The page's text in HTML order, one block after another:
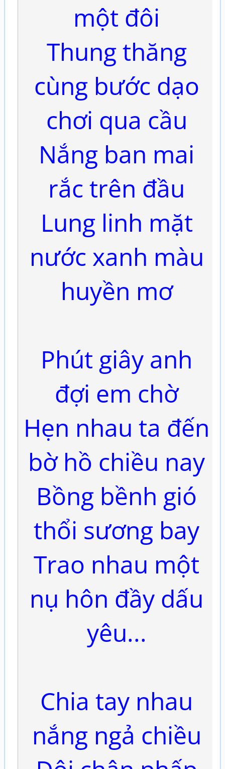
một đôi
Thung thăng
cùng bước dạo
chơi qua cầu
Nắng ban mai
rắc trên đầu
Lung linh mặt
nước xanh màu
huyền mơ
Phút giây anh
đợi em chờ
Hẹn nhau ta đến
bờ hồ chiều nay
Bồng bềnh gió
thổi sương bay
Trao nhau một
nụ hôn đầy dấu
yêu...
Chia tay nhau
nắng ngả chiều